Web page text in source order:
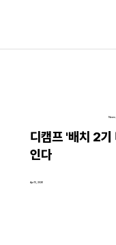
Apr 15, 2026
디캠프 '배치 2기
인다